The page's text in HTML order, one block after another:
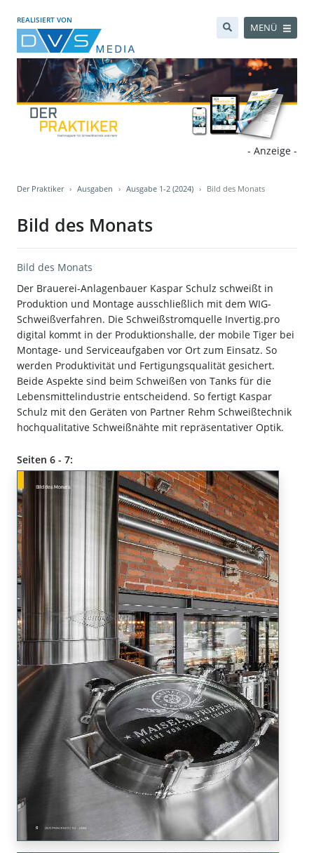
REALISIERT VON
MENÜ
- Anzeige -
Der Praktiker Ausgaben Ausgabe 1-2 (2024) Bild des Monats
Bild des Monats
Bild des Monats
Der Brauerei-Anlagenbauer Kaspar Schulz schweißt in
Produktion und Montage ausschließlich mit dem WIG-
Schweißverfahren. Die Schweißstromquelle Invertig.pro
digital kommt in der Produktionshalle, der mobile Tiger bei
Montage- und Serviceaufgaben vor Ort zum Einsatz. So
werden Produktivität und Fertigungsqualität gesichert.
Beide Aspekte sind beim Schweißen von Tanks für die
Lebensmittelindustrie entscheidend. So fertigt Kaspar
Schulz mit den Geräten von Partner Rehm Schweißtechnik
hochqualitative Schweißnähte mit repräsentativer Optik.
Seiten 6 - 7: